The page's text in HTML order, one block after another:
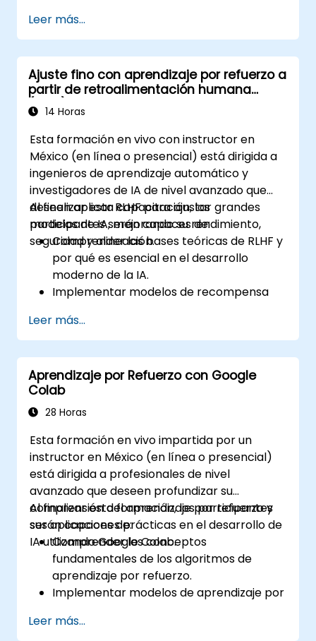
Conocer los principios y metodologías
centrales del aprendizaje por refuerzo.
Aprender cómo las técnicas de
aprendizaje por refuerzo pueden mejorar
el rendimiento de los LLM.
Leer más...
Ajuste fino con aprendizaje por refuerzo a
partir de retroalimentación humana
(RLHF)14 Horas
Esta formación en vivo con instructor en
México (en línea o presencial) está dirigida a
ingenieros de aprendizaje automático y
investigadores de IA de nivel avanzado que
deseen aplicar RLHF para ajustar grandes
modelos de IA, mejorando su rendimiento,
seguridad y alineación.
Al finalizar esta capacitación, los
participantes serán capaces de:
Comprender las bases teóricas de RLHF y
por qué es esencial en el desarrollo
moderno de la IA.
Implementar modelos de recompensa
para guiar los procesos de aprendizaje
por refuerzo.
Realizar el ajuste fino de modelos de
lenguaje grandes mediante técnicas de
RLHF, alineando las salidas con las
preferencias humanas.
escalar flujos de trabajo de RLHF en
sistemas de producción de nivel
profesional.
Leer más...
Aprendizaje por Refuerzo con Google
Colab
28 Horas
Esta formación en vivo impartida por un
instructor en México (en línea o presencial)
está dirigida a profesionales de nivel
avanzado que deseen profundizar su
comprensión del aprendizaje por refuerzo y
sus aplicaciones prácticas en el desarrollo de
IA utilizando Google Colab.
Al finalizar esta formación, los participantes
serán capaces de:
Comprender los conceptos
fundamentales de los algoritmos de
aprendizaje por refuerzo.
Implementar modelos de aprendizaje por
Gym.
Leer más...